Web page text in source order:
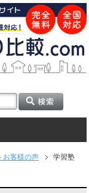
お客様の声
学習塾